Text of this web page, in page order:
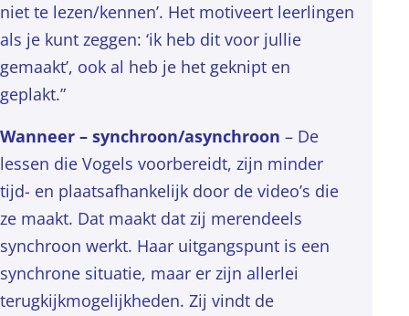
niet te lezen/kennen’. Het motiveert leerlingen
als je kunt zeggen: ‘ik heb dit voor jullie
gemaakt’, ook al heb je het geknipt en
geplakt.”
Wanneer – synchroon/asynchroon – De
lessen die Vogels voorbereidt, zijn minder
tijd- en plaatsafhankelijk door de video’s die
ze maakt. Dat maakt dat zij merendeels
synchroon werkt. Haar uitgangspunt is een
synchrone situatie, maar er zijn allerlei
terugkijkmogelijkheden. Zij vindt de